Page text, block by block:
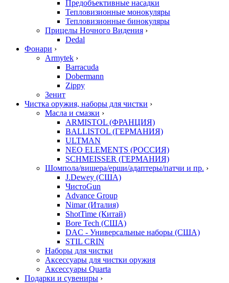
Предобъективные насадки
Тепловизионные монокуляры
Тепловизионные бинокуляры
Прицелы Ночного Видения ›
Dedal
Фонари ›
Armytek ›
Barracuda
Dobermann
Zippy
Зенит
Чистка оружия, наборы для чистки ›
Масла и смазки ›
ARMISTOL (ФРАНЦИЯ)
BALLISTOL (ГЕРМАНИЯ)
ULTMAN
NEO ELEMENTS (РОССИЯ)
SCHMEISSER (ГЕРМАНИЯ)
Шомпола/вишера/ерши/адаптеры/патчи и пр. ›
J.Dewey (США)
ЧистоGun
Advance Group
Nimar (Италия)
ShotTime (Китай)
Bore Tech (США)
DAC - Универсальные наборы (США)
STIL CRIN
Наборы для чистки
Аксессуары для чистки оружия
Аксессуары Quarta
Подарки и сувениры ›